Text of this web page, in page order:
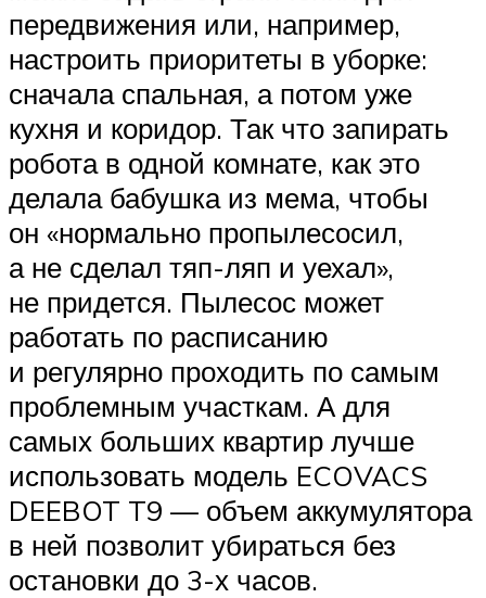
передвижения или, например,
настроить приоритеты в уборке:
сначала спальная, а потом уже
кухня и коридор. Так что запирать
робота в одной комнате, как это
делала бабушка из мема, чтобы
он «нормально пропылесосил,
а не сделал тяп-ляп и уехал»,
не придется. Пылесос может
работать по расписанию
и регулярно проходить по самым
проблемным участкам. А для
самых больших квартир лучше
использовать модель ECOVACS
DEEBOT T9 — объем аккумулятора
в ней позволит убираться без
остановки до 3-х часов.